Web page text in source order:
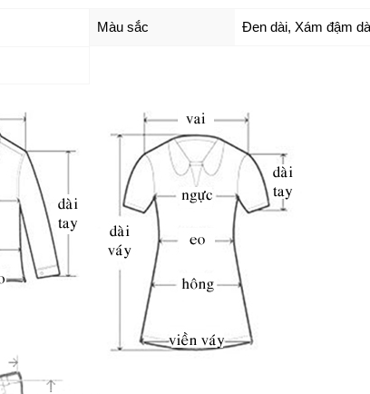
Màu sắc Đen dài, Xám đậm